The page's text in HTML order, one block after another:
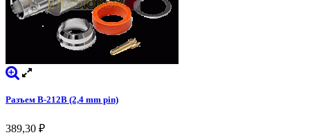
Разъем B-212B (2,4 mm pin)
389,30 ₽